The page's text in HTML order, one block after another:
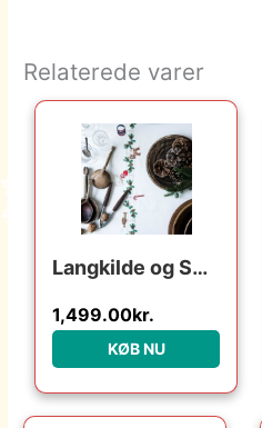
Relaterede varer
Langkilde og Søn Langkilde & Søn – Juledug med broderi – 140 x 240 cm. : Erling Christensen Møbler : Erling Christensen Møbler
1,499.00kr.
KØB NU